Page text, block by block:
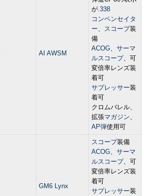
AI AWSM
が.338
コンペンセイタ
ー、 スコープ装
備
ACOG、 サーマ
ルスコープ、可
変倍率レンズ装
着可
サプレッサー装
着可
クロムバレル、
拡張マガジン、
AP弾使用可
GM6 Lynx
スコープ装備
ACOG、 サーマ
ルスコープ、可
変倍率レンズ装
着可
サプレッサー装